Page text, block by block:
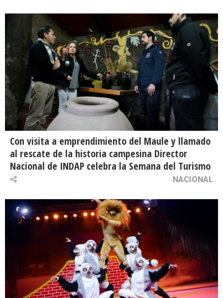
Con visita a emprendimiento del Maule y llamado
al rescate de la historia campesina Director
Nacional de INDAP celebra la Semana del Turismo
NACIONAL